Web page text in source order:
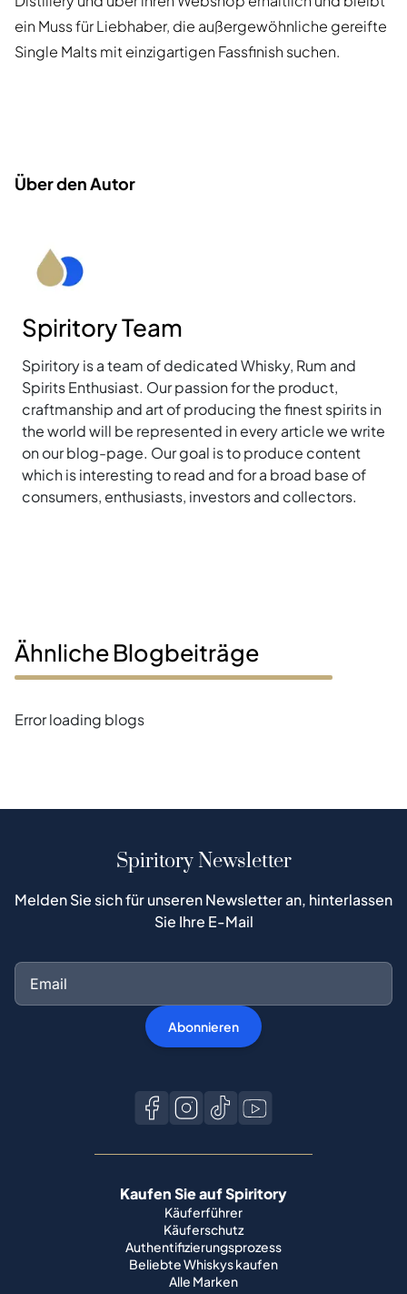
ein Muss für Liebhaber, die außergewöhnliche gereifte
Single Malts mit einzigartigen Fassfinish suchen.
Über den Autor
Spiritory Team
Spiritory is a team of dedicated Whisky, Rum and
Spirits Enthusiast. Our passion for the product,
craftmanship and art of producing the finest spirits in
the world will be represented in every article we write
on our blog-page. Our goal is to produce content
which is interesting to read and for a broad base of
consumers, enthusiasts, investors and collectors.
Ähnliche Blogbeiträge
Error loading blogs
Spiritory Newsletter
Melden Sie sich für unseren Newsletter an, hinterlassen
Sie Ihre E-Mail
Abonnieren
Kaufen Sie auf Spiritory
Käuferführer
Käuferschutz
Authentifizierungsprozess
Beliebte Whiskys kaufen
Alle Marken